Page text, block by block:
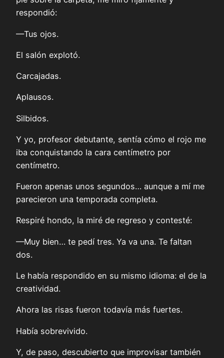
respondió:
—Tus ojos.
El salón explotó.
Carcajadas.
Aplausos.
Silbidos.
Y yo, profesor debutante, sentía cómo el rojo me
iba conquistando la cara centímetro por
centímetro.
Fueron apenas unos segundos… aunque a mí me
parecieron una temporada completa.
Respiré hondo, la miré de regreso y contesté:
—Muy bien… te pedí tres. Ya va una. Te faltan
dos.
Le había respondido en su mismo idioma: el de la
creatividad.
Ahora las risas fueron todavía más fuertes.
Había sobrevivido.
Y, de paso, descubierto que improvisar también